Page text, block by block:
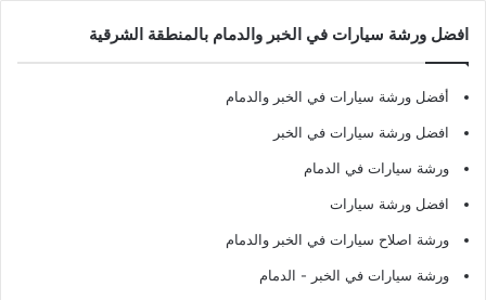
افضل ورشة سيارات في الخبر والدمام بالمنطقة الشرقية
أفضل ورشة سيارات في الخبر والدمام
افضل ورشة سيارات في الخبر
ورشة سيارات في الدمام
افضل ورشة سيارات
ورشة اصلاح سيارات في الخبر والدمام
ورشة سيارات في الخبر - الدمام